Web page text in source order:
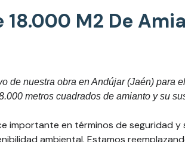
M2 De
de nuestra obra en Andújar (Jaén) para
metros cuadrados de amianto y su
importante en términos de seguridad y
ambiental. Estamos